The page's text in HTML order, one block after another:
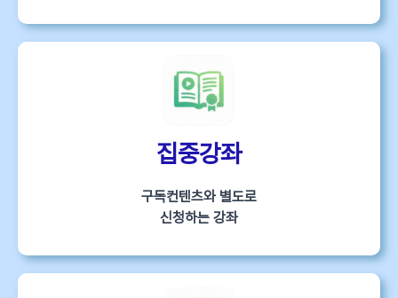
집중강좌
구독컨텐츠와 별도로
신청하는 강좌